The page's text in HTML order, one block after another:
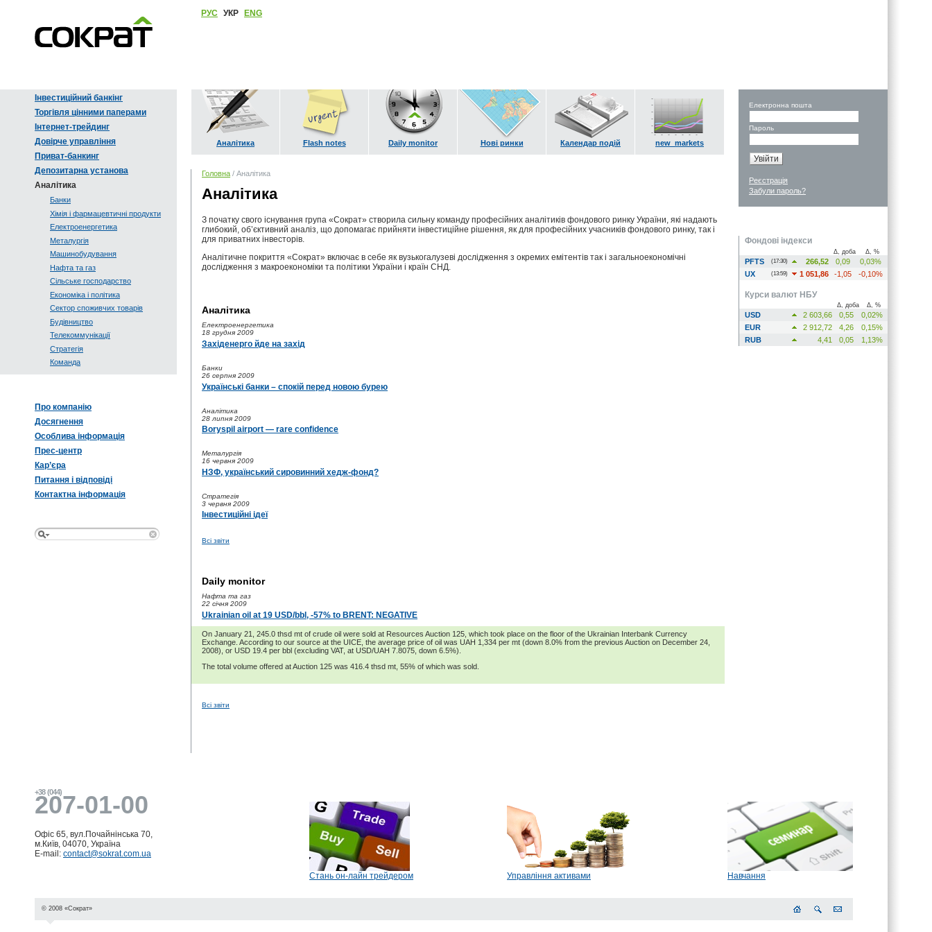
Інвестиційний банкінг
Торгівля цінними паперами
Інтернет-трейдинг
Довірче управління
Приват-банкинг
Депозитарна установа
Аналітика
Банки
Хімія і фармацевтичні продукти
Електроенергетика
Металургія
Машинобудування
Нафта та газ
Сільське господарство
Економіка і політика
Сектор споживчих товарів
Будівництво
Телекоммунікації
Стратегія
Команда
Про компанію
Досягнення
Особлива інформація
Прес-центр
Кар’єра
Питання і відповіді
Контактна інформація
РУС УКР ENG
Аналітика Flash notes Daily monitor Нові ринки Календар подій new_markets
Головна / Аналітика
Аналітика
З початку свого існування група «Сократ» створила сильну команду професійних аналітиків фондового ринку України, які надають
глибокий, об’єктивний аналіз, що допомагає прийняти інвестиційне рішення, як для професійних учасників фондового ринку, так і
для приватних інвесторів.
Аналітичне покриття «Сократ» включає в себе як вузькогалузеві дослідження з окремих емітентів так і загальноекономічні
дослідження з макроекономіки та політики України і країн СНД.
Аналітика
Електроенергетика
18 грудня 2009
Західенерго йде на захід
Банки
26 серпня 2009
Українські банки – спокій перед новою бурею
Аналітика
28 липня 2009
Boryspil airport — rare confidence
Металургія
16 червня 2009
НЗФ, український сировинний хедж-фонд?
Стратегія
3 червня 2009
Інвестиційні ідеї
Всі звіти
Daily monitor
Нафта та газ
22 січня 2009
Ukrainian oil at 19 USD/bbl, -57% to BRENT: NEGATIVE
On January 21, 245.0 thsd mt of crude oil were sold at Resources Auction 125, which took place on the floor of the Ukrainian Interbank Currency
Exchange. According to our source at the UICE, the average price of oil was UAH 1,334 per mt (down 8.0% from the previous Auction on December 24,
2008), or USD 19.4 per bbl (excluding VAT, at USD/UAH 7.8075, down 6.5%).
The total volume offered at Auction 125 was 416.4 thsd mt, 55% of which was sold.
Всі звіти
Електронна пошта
Пароль
Реєстрація
Забули пароль?
Фондові індекси
Δ, доба Δ, %
PFTS (17:30) 266,52 0,09
0,03%
UX
(13:59) 1 051,86 -1,05 -0,10%
Курси валют НБУ
Δ, доба Δ, %
USD 2 603,66 0,55
0,02%
EUR
2 912,72 4,26
0,15%
RUB
4,41 0,05 1,13%
+38 (044)
207-01-00
Офіс 65, вул.Почайнінська 70,
м.Київ, 04070, Україна
E-mail: contact@sokrat.com.ua
Навчання
Управління активами
Стань он-лайн трейдером
© 2008 «Сократ»